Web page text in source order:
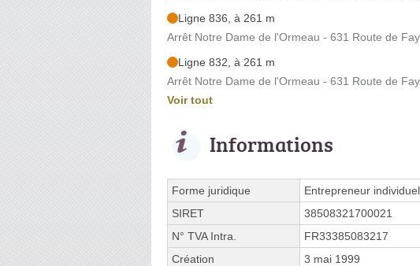
Ligne 836, à 261 m
Arrêt Notre Dame de l'Ormeau - 631 Route de
Ligne 832, à 261 m
Arrêt Notre Dame de l'Ormeau - 631 Route de
Voir tout
Informations
Forme juridique
Entrepreneur individuel
SIRET
38508321700021
N° TVA Intra.
FR33385083217
Création
3 mai 1999